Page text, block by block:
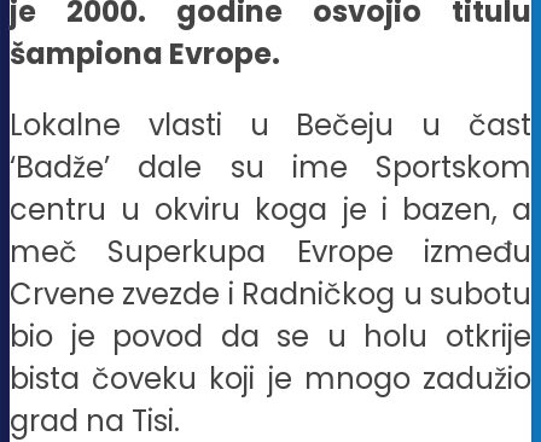
je 2000. godine osvojio titulu
šampiona Evrope.
Lokalne vlasti u Bečeju u čast
‘Badže’ dale su ime Sportskom
centru u okviru koga je i bazen, a
meč Superkupa Evrope između
Crvene zvezde i Radničkog u subotu
bio je povod da se u holu otkrije
bista čoveku koji je mnogo zadužio
grad na Tisi.